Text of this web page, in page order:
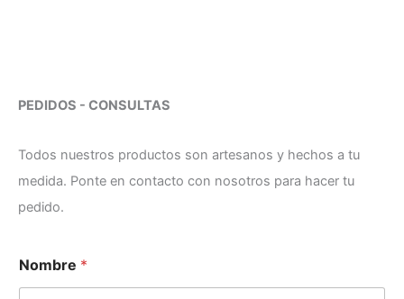
PEDIDOS - CONSULTAS
Todos nuestros productos son artesanos y hechos a tu
medida. Ponte en contacto con nosotros para hacer tu
pedido.
Nombre *